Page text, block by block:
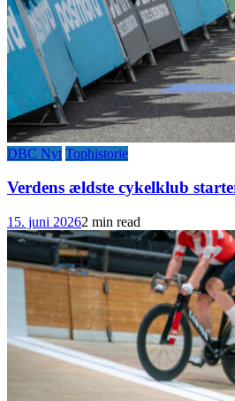
DBC Nyt Tophistorie
Verdens ældste cykelklub
15. juni 20262 min read